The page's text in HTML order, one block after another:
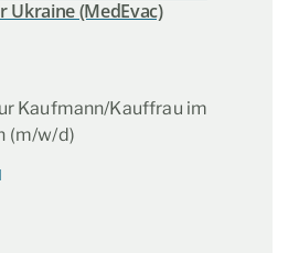
Ukraine (MedEvac)
Kaufmann/Kauffrau im
(m/w/d)